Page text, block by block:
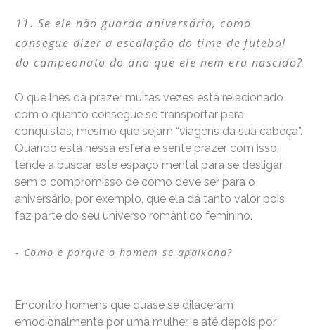
Se ele não guarda aniversário, como
consegue dizer a escalação do time de futebol
do campeonato do ano que ele nem era nascido?
O que lhes dá prazer muitas vezes está relacionado
com o quanto consegue se transportar para
conquistas, mesmo que sejam “viagens da sua cabeça”.
Quando está nessa esfera e sente prazer com isso,
tende a buscar este espaço mental para se desligar
sem o compromisso de como deve ser para o
aniversário, por exemplo, que ela dá tanto valor pois
faz parte do seu universo romântico feminino.
Como e porque o homem se apaixona?
Encontro homens que quase se dilaceram
emocionalmente por uma mulher, e até depois por